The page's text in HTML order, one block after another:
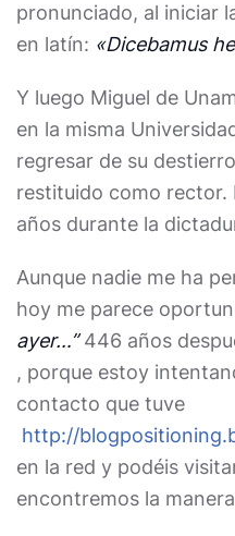
pronunciado, al iniciar
en latín: «Dicebamus
Y luego Miguel de
en la misma
regresar de su
restituido como rector.
años durante la
Aunque nadie me ha
hoy me parece
ayer…”446 años
, porque estoy
contacto que tuve
http://
en la red y podéis
encontremos la